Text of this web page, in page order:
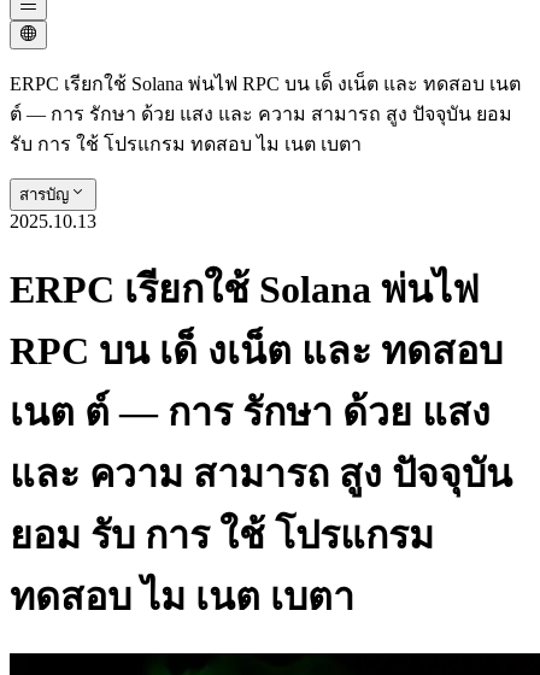
ERPC เรียกใช้ Solana พ่นไฟ RPC บน เด็ งเน็ต และ ทดสอบ เนต
ต์ — การ รักษา ด้วย แสง และ ความ สามารถ สูง ปัจจุบัน ยอม
รับ การ ใช้ โปรแกรม ทดสอบ ไม เนต เบตา
สารบัญ
2025.10.13
ERPC เรียกใช้ Solana พ่นไฟ
RPC บน เด็ งเน็ต และ ทดสอบ
เนต ต์ — การ รักษา ด้วย แสง
และ ความ สามารถ สูง ปัจจุบัน
ยอม รับ การ ใช้ โปรแกรม
ทดสอบ ไม เนต เบตา